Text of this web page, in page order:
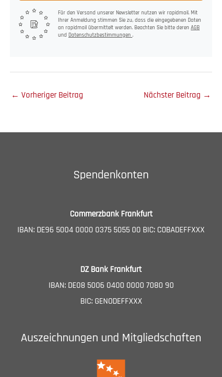
Für den Versand unserer Newsletter nutzen wir rapidmail. Mit
Ihrer Anmeldung stimmen Sie zu, dass die eingegebenen Daten
an rapidmail übermittelt werden. Beachten Sie bitte deren AGB
und Datenschutzbestimmungen .
← Vorheriger Beitrag Nächster Beitrag →
Spendenkonten
Commerzbank Frankfurt
IBAN: DE96 5004 0000 0375 5055 00 BIC: COBADEFFXXX
DZ Bank Frankfurt
IBAN: DE08 5006 0400 0000 7080 90
BIC: GENODEFFXXX
Auszeichnungen und Mitgliedschaften